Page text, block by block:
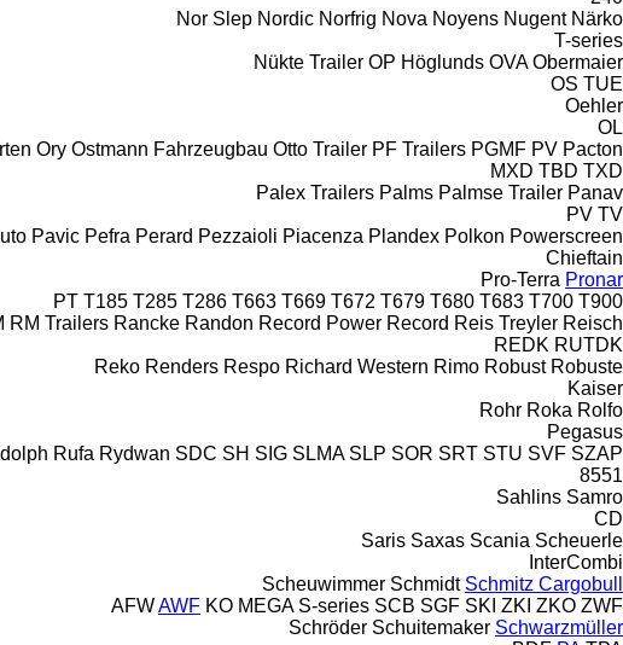
Nor Slep Nordic Norfrig Nova Noyens Nugent Närko
T-series
Nükte Trailer OP Höglunds OVA Obermaier
OS TUE
Oehler
OL
Ory Ostmann Fahrzeugbau Otto Trailer PF Trailers PGMF PV Pacton
MXD TBD TXD
Palex Trailers Palms Palmse Trailer Panav
PV TV
Pavic Pefra Perard Pezzaioli Piacenza Plandex Polkon Powerscreen
Chieftain
Pro-Terra Pronar
PT T185 T285 T286 T663 T669 T672 T679 T680 T683 T700 T900
RM Trailers Rancke Randon Record Power Record Reis Treyler Reisch
REDK RUTDK
Reko Renders Respo Richard Western Rimo Robust Robuste
Kaiser
Rohr Roka Rolfo
Pegasus
Rufa Rydwan SDC SH SIG SLMA SLP SOR SRT STU SVF SZAP
8551
Sahlins Samro
CD
Saris Saxas Scania Scheuerle
InterCombi
Scheuwimmer Schmidt Schmitz Cargobull
AFWAWF KO MEGA S-series SCB SGF SKI ZKI ZKO ZWF
Schröder Schuitemaker Schwarzmüller